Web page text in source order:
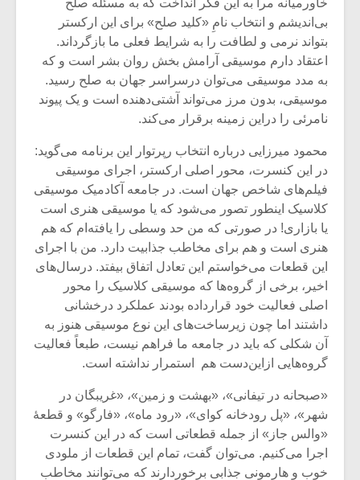
بی‌اندیشم و انتخاب نامِ «کلید صلح» برای این ارکستر
بتواند نرمی و لطافت را به شرایط فعلی ما بازگرداند.
اعتقاد دارم موسیقی آرامش بخش روان بشر است و که
به مدد موسیقی می‌توان درسراسر جهان به صلح رسید.
موسیقی، بدون مرز می‌تواند آشتی‌دهنده است و یک پیوند
نامرئی را دراین زمینه برقرار می‌کند.
محمود میرزایی درباره انتخاب رپرتوار این برنامه می‌گوید:
در این کنسرت، محور اصلی ارکستر، اجرای موسیقی
فیلم‌های شاخص جهان است. در جامعه آکادمیک موسیقی
کلاسیک اینطور تصور می‌شود که یا موسیقی هنری است
یا بازاری! در صورتی که من حد وسطی را یافته‌ام که هم
هنری است و هم برای مخاطب جذابیت دارد. من با اجرای
این قطعات می‌خواستم این تعادل اتفاق بیفتد. درسال‌های
اخیر، برخی از گروه‌ها که موسیقی کلاسیک را محور
اصلی فعالیت خود قرارداده بودند عملکرد درخشانی
داشتند اما چون زیرساخت‌های این نوع موسیقی هنوز به
آن شکلی که باید در جامعه ما فراهم نیست، طبعاً فعالیت
گروه‌هایی ازاین‌دست هم استمرار نداشته است.
«صبحانه در تیفانی»، «بهشت و زمین»، «غریبگان در
شهر»، «پل رودخانه کوای»، «رود ماه»، «فارگو» و قطعۀ
«والس جاز» از جمله قطعاتی است که در این کنسرت
اجرا می‌کنیم. می‌توان گفت، تمام این قطعات از ملودی
خوب و هارمونی جذابی برخوردارند که می‌توانند مخاطب
میکلوش روژا
یادداشتی بر موسیقی
متن فیلم «متری
شیش و نیم»
دوره
موسیقی
موسیقی